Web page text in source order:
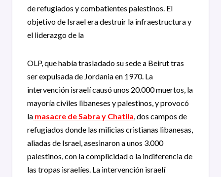
de refugiados y combatientes palestinos. El
objetivo de Israel era destruir la infraestructura y
el liderazgo de la
OLP, que había trasladado su sede a Beirut tras
ser expulsada de Jordania en 1970. La
intervención israelí causó unos 20.000 muertos, la
mayoría civiles libaneses y palestinos, y provocó
la masacre de Sabra y Chatila , dos campos de
refugiados donde las milicias cristianas libanesas,
aliadas de Israel, asesinaron a unos 3.000
palestinos, con la complicidad o la indiferencia de
las tropas israelíes. La intervención israelí